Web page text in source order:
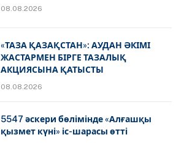
08.08.2026
«ТАЗА ҚАЗАҚСТАН»: АУДАН ӘКІМІ
ЖАСТАРМЕН БІРГЕ ТАЗАЛЫҚ
АКЦИЯСЫНА ҚАТЫСТЫ
08.08.2026
5547 әскери бөлімінде «Алғашқы
қызмет күні» іс-шарасы өтті